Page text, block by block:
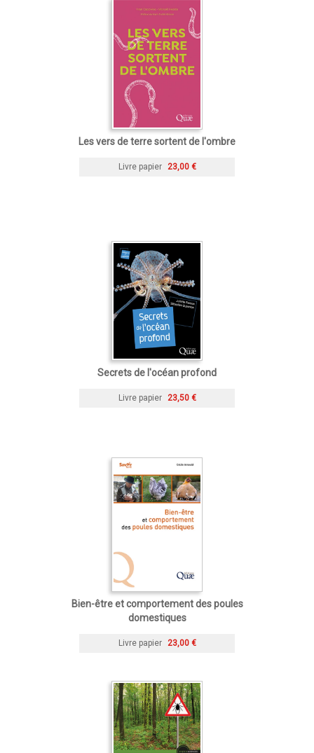
Les vers de terre sortent de l'ombre
Livre papier 23,00 €
Secrets de l'océan profond
Livre papier 23,50 €
Bien-être et comportement des poules
domestiques
Livre papier 23,00 €